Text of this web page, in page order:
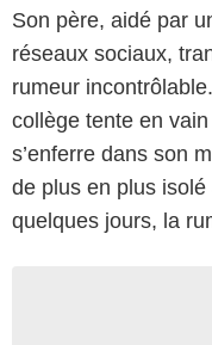
Son père, aidé par
réseaux sociaux,
rumeur
collège tente en vain
s’enferre dans son
de plus en plus isolé
quelques jours, la